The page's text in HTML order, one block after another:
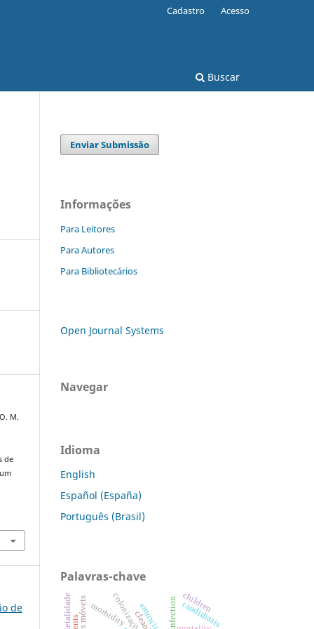
Buscar
Cadastro Acesso
M.
de
de
Enviar Submissão
Informações
Para Leitores
Para Autores
Para Bibliotecários
Open Journal Systems
Navegar
Idioma
English
Español (España)
Português (Brasil)
Palavras-chave
morbidity candidiasis
children
letalidade